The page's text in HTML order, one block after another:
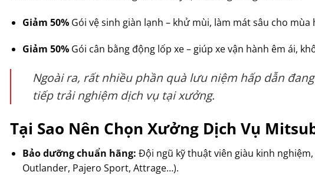
Giảm 50%Gói vệ sinh giàn lạnh – khử mùi, làm mát sâu cho mùa
Giảm 50%Gói cân bằng động lốp xe – giúp xe vận hành êm ái,
Ngoài ra, rất nhiều phần quà lưu niệm hấp dẫn
tiếp trải nghiệm dịch vụ tại xưởng.
Tại Sao Nên Chọn Xưởng Dịch Vụ
Bảo dưỡng chuẩn hãng: Đội ngũ kỹ thuật viên giàu kinh
Outlander, Pajero Sport, Attrage…).